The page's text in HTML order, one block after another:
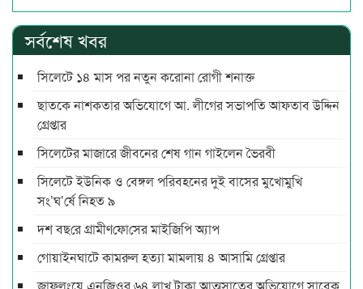
সর্বশেষ খবর
সিলেটে ১৪ মাস পর নতুন করোনা রোগী শনাক্ত
ছাতকে নাশকতার অভিযোগে আ. লীগের সভাপ‌তি আফতাব উদ্দিন
গ্রেপ্তার
সিলেটের মাজারে জীবনের শেষ গান গাইলেন ভৈরবী
সিলেটে ইউনিক ও বেঙ্গল পরিবহনের দুই বাসের মুখোমুখি
সং’ঘ’র্ষে নিহত ৯
দশ বছ‌রে গ্রামীণ‌ফো‌সের মাইজিপি অ্যাপ
গোয়াইনঘাটে কামরুল হত্যা মামলায় ৪ আসামি গ্রেপ্তার